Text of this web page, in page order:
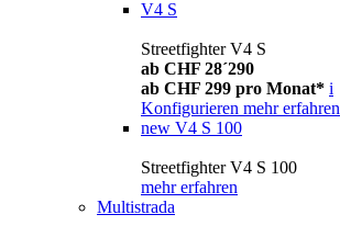
V4 S
Streetfighter V4 S
ab CHF 28´290
ab CHF 299 pro Monat* i
Konfigurieren mehr erfahren
new V4 S 100
Streetfighter V4 S 100
mehr erfahren
Multistrada